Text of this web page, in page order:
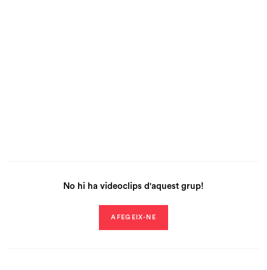
No hi ha videoclips d'aquest grup!
AFEGEIX-NE